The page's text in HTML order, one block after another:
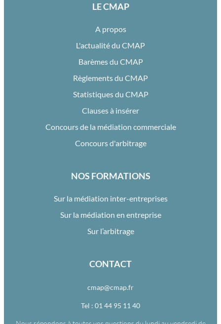
LE CMAP
A propos
L'actualité du CMAP
Barèmes du CMAP
Règlements du CMAP
Statistiques du CMAP
Clauses à insérer
Concours de la médiation commerciale
Concours d'arbitrage
NOS FORMATIONS
Sur la médiation inter-entreprises
Sur la médiation en entreprise
Sur l’arbitrage
CONTACT
cmap@cmap.fr
Tel : 01 44 95 11 40